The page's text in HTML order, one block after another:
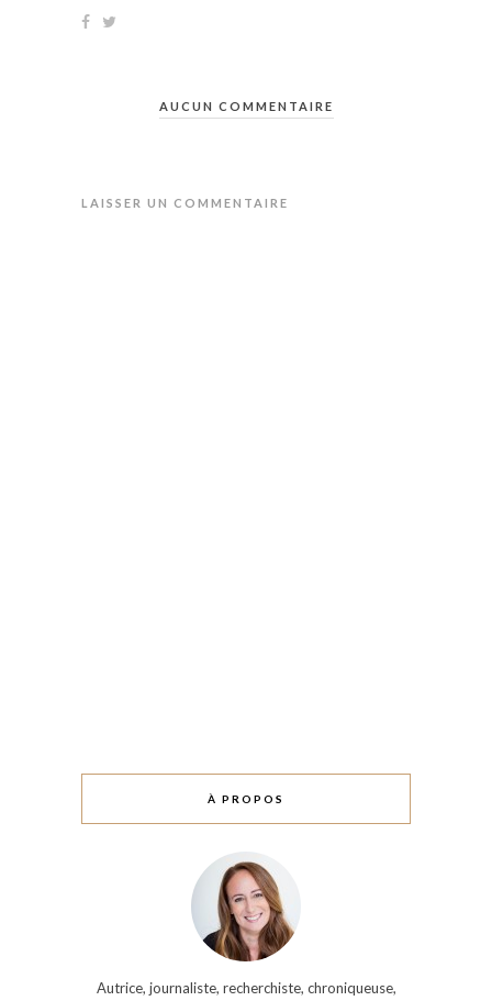
AUCUN COMMENTAIRE
LAISSER UN COMMENTAIRE
À PROPOS
Autrice, journaliste, recherchiste, chroniqueuse,